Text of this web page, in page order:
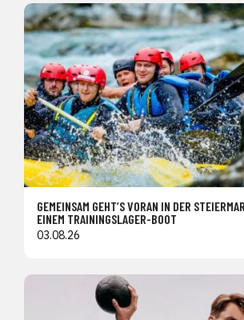
GEMEINSAM GEHT’S VORAN IN DER
EINEM TRAININGSLAGER-BOOT
03.08.26